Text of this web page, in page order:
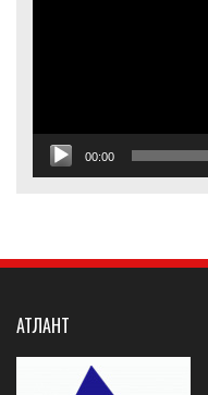
00:00
АТЛАНТ